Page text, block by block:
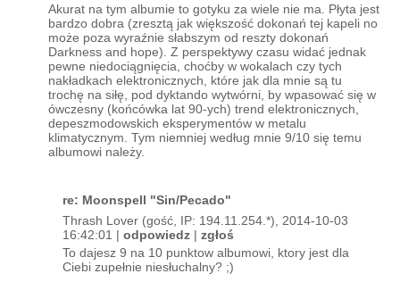
Akurat na tym albumie to gotyku za wiele nie ma. Płyta jest
bardzo dobra (zresztą jak większość dokonań tej kapeli no
może poza wyraźnie słabszym od reszty dokonań
Darkness and hope). Z perspektywy czasu widać jednak
pewne niedociągnięcia, choćby w wokalach czy tych
nakładkach elektronicznych, które jak dla mnie są tu
trochę na siłę, pod dyktando wytwórni, by wpasować się w
ówczesny (końcówka lat 90-ych) trend elektronicznych,
depeszmodowskich eksperymentów w metalu
klimatycznym. Tym niemniej według mnie 9/10 się temu
albumowi należy.
re: Moonspell "Sin/Pecado"
Thrash Lover (gość, IP: 194.11.254.*), 2014-10-03
16:42:01 |odpowiedz |zgłoś
To dajesz 9 na 10 punktow albumowi, ktory jest dla
Ciebi zupełnie niesłuchalny? ;)